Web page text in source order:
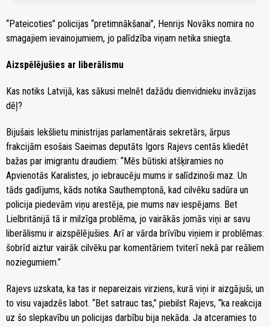
“Pateicoties” policijas “pretimnākšanai”, Henrijs Novāks nomira no
smagajiem ievainojumiem, jo palīdzība viņam netika sniegta.
Aizspēlējušies ar liberālismu
Kas notiks Latvijā, kas sākusi melnēt dažādu dienvidnieku invāzijas
dēļ?
Bijušais Iekšlietu ministrijas parlamentārais sekretārs, ārpus
frakcijām esošais Saeimas deputāts Igors Rajevs centās kliedēt
bažas par imigrantu draudiem: “Mēs būtiski atšķiramies no
Apvienotās Karalistes, jo iebraucēju mums ir salīdzinoši maz. Un
tāds gadījums, kāds notika Sauthemptonā, kad cilvēku sadūra un
policija piedevām viņu arestēja, pie mums nav iespējams. Bet
Lielbritānijā tā ir milzīga problēma, jo vairākās jomās viņi ar savu
liberālismu ir aizspēlējušies. Arī ar vārda brīvību viņiem ir problēmas:
šobrīd aiztur vairāk cilvēku par komentāriem tviterī nekā par reāliem
noziegumiem.”
Rajevs uzskata, ka tas ir nepareizais virziens, kurā viņi ir aizgājuši, un
to visu vajadzēs labot. “Bet satrauc tas,” piebilst Rajevs, “ka reakcija
uz šo slepkavību un policijas darbību bija nekāda. Ja atceramies to